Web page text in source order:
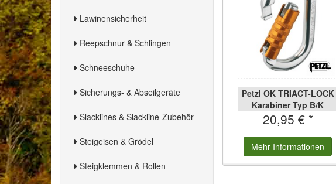
Lawinensicherheit
Reepschnur & Schlingen
Schneeschuhe
Sicherungs- & Abseilgeräte
Slacklines & Slackline-Zubehör
Steigeisen & Grödel
Steigklemmen & Rollen
Petzl OK TRIACT-LOCK
Karabiner Typ B/K
20,95 € *
Mehr Informationen